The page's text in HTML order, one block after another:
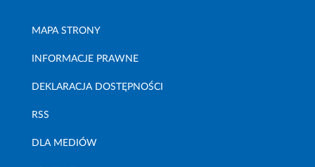
MAPA STRONY
INFORMACJE PRAWNE
DEKLARACJA DOSTĘPNOŚCI
RSS
DLA MEDIÓW